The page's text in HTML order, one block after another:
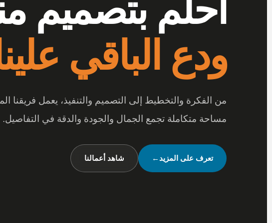
أرقى
بتفاصيل تصنع
عندما تجتمع أرقى المفروشات مع جودة الخامات والتصميم
متكاملة تعكس شخصيتك وأسلوب حياتك.
شاهد تصميماتنا← تواصل معنا